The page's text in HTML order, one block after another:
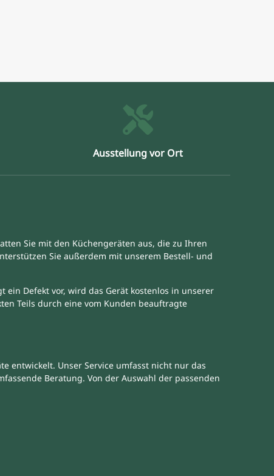
Ausstellung vor Ort
Sie mit den Küchengeräten aus, die zu Ihren
Sie außerdem mit unserem Bestell- und
Defekt vor, wird das Gerät kostenlos in unserer
Teils durch eine vom Kunden beauftragte
entwickelt. Unser Service umfasst nicht nur das
Beratung. Von der Auswahl der passenden